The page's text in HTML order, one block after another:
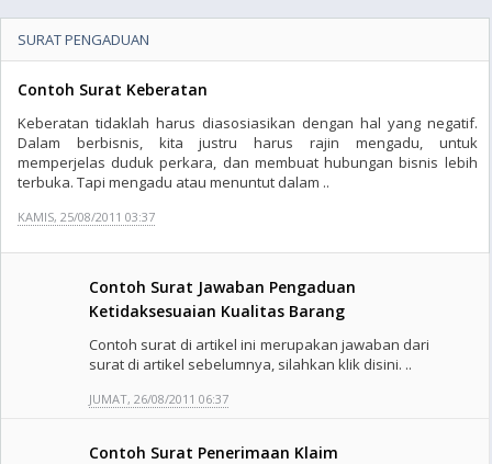
SURAT PENGADUAN
Contoh Surat Keberatan
Keberatan tidaklah harus diasosiasikan dengan hal yang negatif.
Dalam berbisnis, kita justru harus rajin mengadu, untuk
memperjelas duduk perkara, dan membuat hubungan bisnis lebih
terbuka. Tapi mengadu atau menuntut dalam ..
KAMIS, 25/08/2011 03:37
Contoh Surat Jawaban Pengaduan
Ketidaksesuaian Kualitas Barang
Contoh surat di artikel ini merupakan jawaban dari
surat di artikel sebelumnya, silahkan klik disini. ..
JUMAT, 26/08/2011 06:37
Contoh Surat Penerimaan Klaim